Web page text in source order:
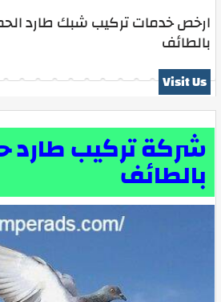
ارخص خدمات تركيب شبك طارد
بالطائف
Visit Us
شركة تركيب طارد
بالطائف